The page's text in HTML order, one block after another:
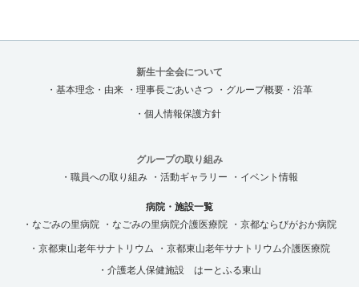
新生十全会について
・基本理念・由来
・理事長ごあいさつ ・グループ概要・沿革
・個人情報保護方針
グループの取り組み
・職員への取り組み
・活動ギャラリー ・イベント情報
病院・施設一覧
・なごみの里病院
・なごみの里病院介護医療院 ・京都ならびがおか病院
・京都東山老年サナトリウム
・京都東山老年サナトリウム介護医療院
・介護老人保健施設 はーとふる東山